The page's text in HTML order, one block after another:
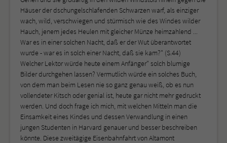
Häuser der dschungelschlafenden Schwarzen warf, als einziger
wach, wild, verschwiegen und stürmisch wie des Windes wilder
Hauch, jenem jedes Heulen mit gleicher Münze heimzahlend ...
War es in einer solchen Nacht, daß er der Wut überantwortet
wurde - war es in solch einer Nacht, daß sie kam?" (S.44)
Welcher Lektor würde heute einem Anfänger" solch blumige
Bilder durchgehen lassen? Vermutlich würde ein solches Buch,
von dem man beim Lesen nie so ganz genau weiß, ob es nun
vollendeter Kitsch oder genial ist, heute gar nicht mehr gedruckt
werden. Und doch frage ich mich, mit welchen Mitteln man die
Einsamkeit eines Kindes und dessen Verwandlung in einen
jungen Studenten in Harvard genauer und besser beschreiben
könnte. Diese zweitägige Eisenbahnfahrt von Altamont